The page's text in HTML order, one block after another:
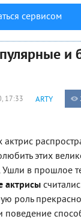
сервисом
и
17:33 ARTY
этих
Ушли в прошлое
актрисы
роль
поведение